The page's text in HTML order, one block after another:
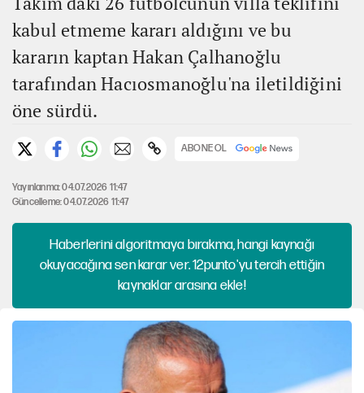
kabul etmeme kararı aldığını ve bu
kararın kaptan Hakan Çalhanoğlu
tarafından Hacıosmanoğlu'na iletildiğini
öne sürdü.
ABONE OL
Yayınlanma: 04.07.2026 11:47
Güncelleme: 04.07.2026 11:47
Haberlerini algoritmaya bırakma, hangi kaynağı
okuyacağına sen karar ver. 12punto'yu tercih ettiğin
kaynaklar arasına ekle!